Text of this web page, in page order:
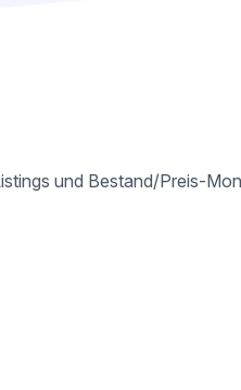
und Bestand/Preis-